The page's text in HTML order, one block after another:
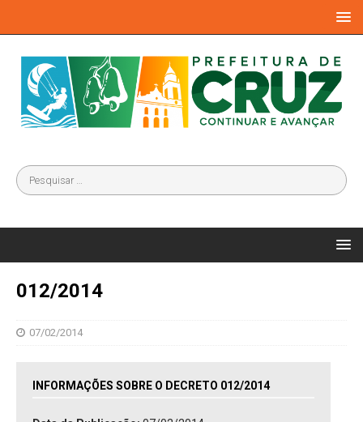
012/2014
07/02/2014
INFORMAÇÕES SOBRE O DECRETO 012/2014